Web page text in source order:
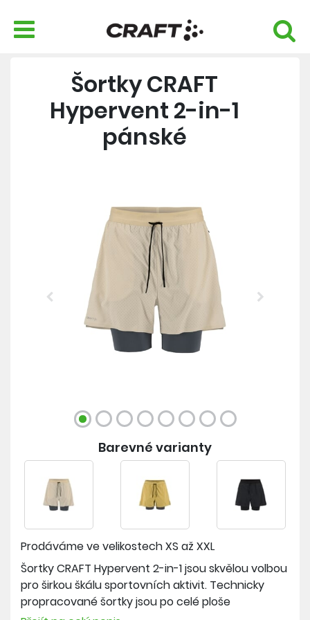
Šortky CRAFT
Hypervent 2-in-1
pánské
Previous Next
Šortky CRAFT Hypervent 2-in-1 jsou skvělou volbou
pro širkou škálu sportovních aktivit. Technicky
propracované šortky jsou po celé ploše
Prodáváme ve velikostechXS až XXL
Barevné varianty